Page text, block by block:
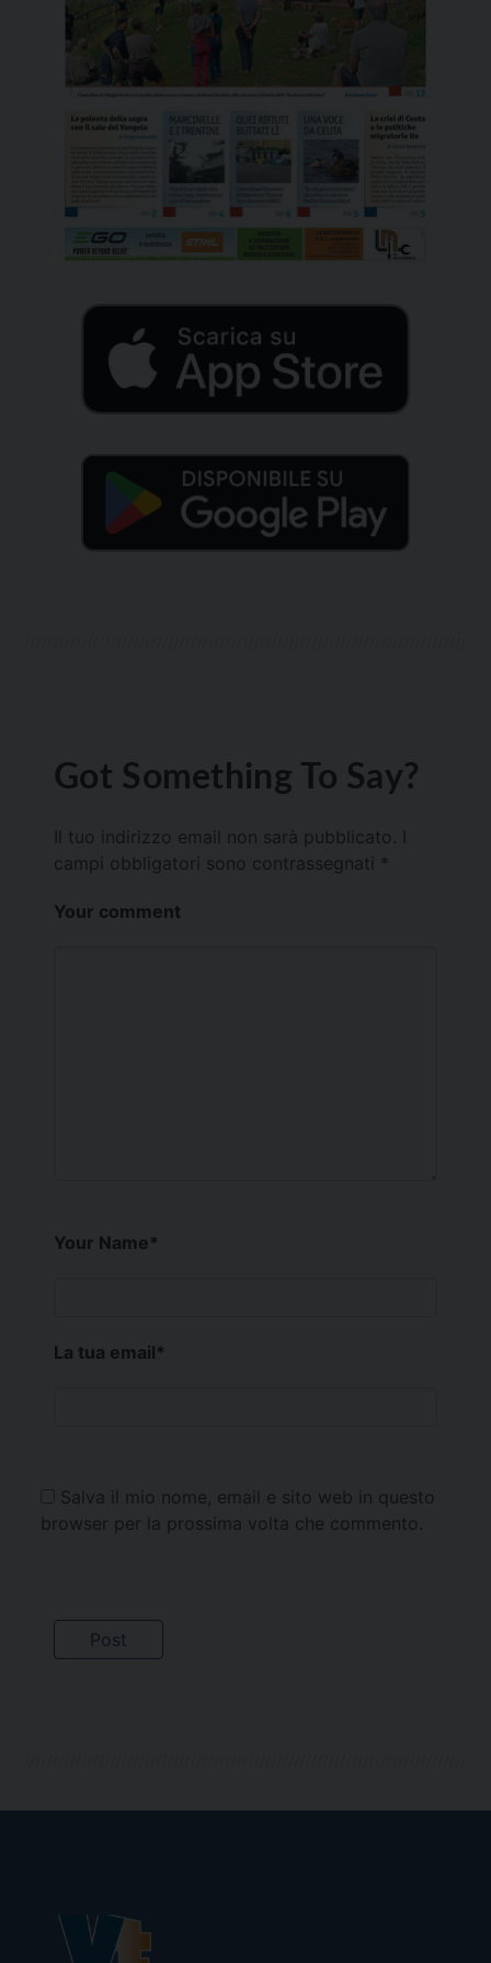
Got Something To Say?
Il tuo indirizzo email non sarà pubblicato.
campi obbligatori sono contrassegnati *
Your comment
Your Name*
La tua email*
Salva il mio nome, email e sito web in questo
browser per la prossima volta che commento.